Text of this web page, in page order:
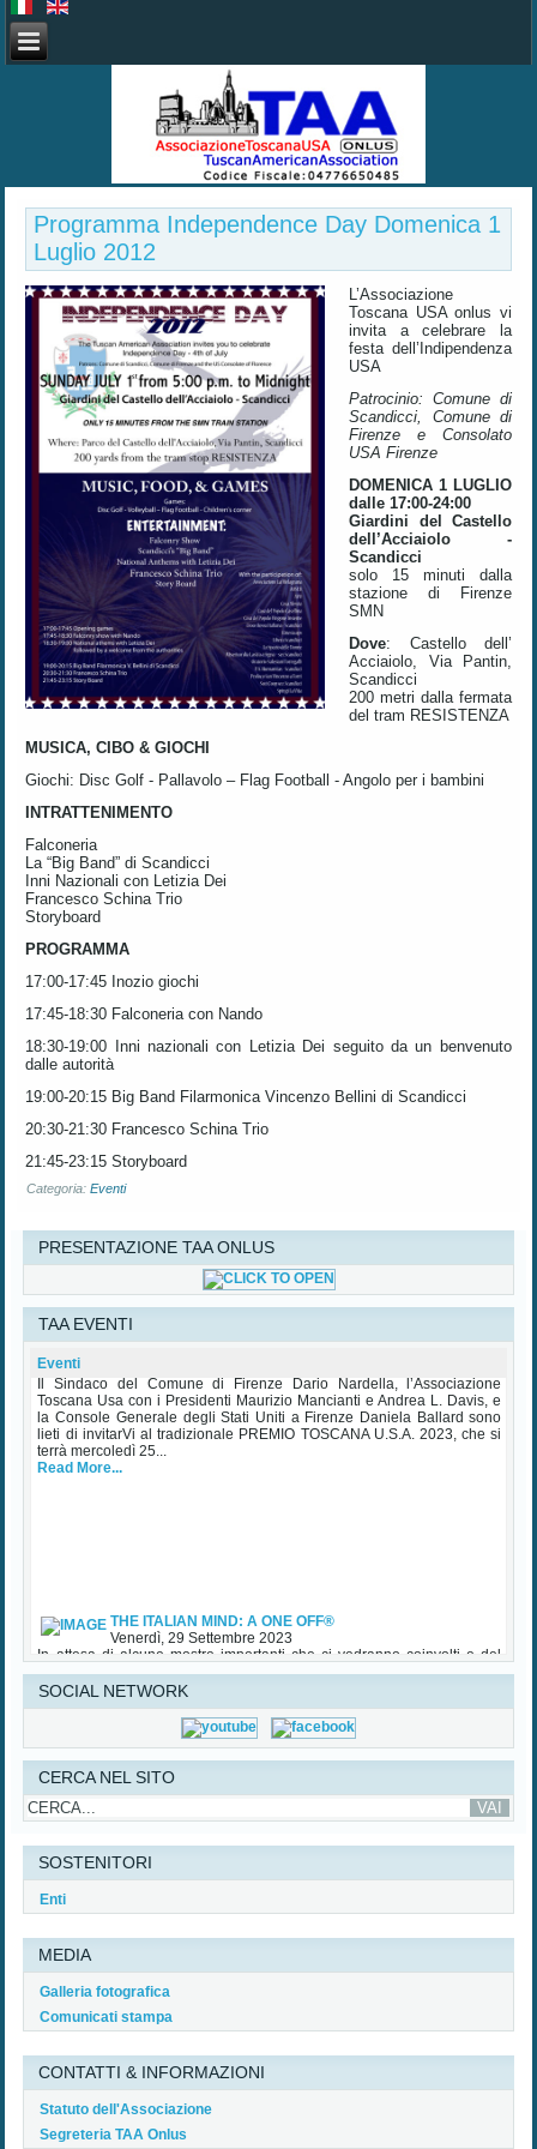
Programma Independence Day Domenica 1
Luglio 2012
L’Associazione
Toscana USA onlus vi
invita a celebrare la
festa dell’Indipendenza
USA
Patrocinio: Comune di
Scandicci, Comune di
Firenze e Consolato
USA Firenze
DOMENICA 1 LUGLIO
dalle 17:00-24:00
Giardini del Castello
dell’Acciaiolo -
Scandicci
solo 15 minuti dalla
stazione di Firenze
SMN
Dove: Castello dell’
Acciaiolo, Via Pantin,
Scandicci
200 metri dalla fermata
del tram RESISTENZA
MUSICA, CIBO & GIOCHI
Giochi: Disc Golf - Pallavolo – Flag Football - Angolo per i bambini
INTRATTENIMENTO
Falconeria
La “Big Band” di Scandicci
Inni Nazionali con Letizia Dei
Francesco Schina Trio
Storyboard
PROGRAMMA
17:00-17:45 Inozio giochi
17:45-18:30 Falconeria con Nando
18:30-19:00 Inni nazionali con Letizia Dei seguito da un benvenuto
dalle autorità
19:00-20:15 Big Band Filarmonica Vincenzo Bellini di Scandicci
20:30-21:30 Francesco Schina Trio
21:45-23:15Storyboard
Categoria:Eventi
PRESENTAZIONE TAA ONLUS
TAA EVENTI
Eventi
Premio Toscana USA Palazzo Vecchio 25 Ottobre 2023
Il Sindaco del Comune di Firenze Dario Nardella, l’Associazione
Toscana Usa con i Presidenti Maurizio Mancianti e Andrea L. Davis, e
la Console Generale degli Stati Uniti a Firenze Daniela Ballard sono
lieti di invitarVi al tradizionale PREMIO TOSCANA U.S.A. 2023, che si
terrà mercoledì 25...
Read More...
Venerdì, 29 Settembre 2023
In attesa di alcune mostre importanti che ci vedranno coinvolti e del
tradizionale Premio TAA in Palazzo Vecchio nel mese di ottobre, TAA
(Tuscan American Association) ha patrocinato una importante iniziativa
sul Made in Italy - Lusso con particolare riguardo agli USA, che si è...
SOCIAL NETWORK
CERCA NEL SITO
SOSTENITORI
Enti
MEDIA
Galleria fotografica
Comunicati stampa
CONTATTI & INFORMAZIONI
Statuto dell'Associazione
Segreteria TAA Onlus